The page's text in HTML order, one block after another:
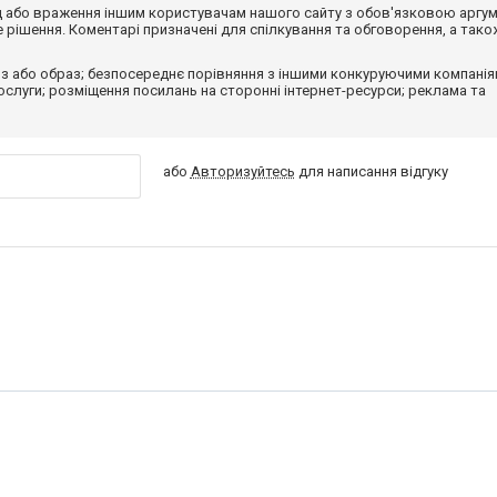
або враження іншим користувачам нашого сайту з обов'язковою
Коментарі призначені для спілкування та обговорення, а
або образ; безпосереднє порівняння з іншими конкуруючими
розміщення посилань на сторонні інтернет-ресурси; реклама та
або Авторизуйтесь для написання відгуку